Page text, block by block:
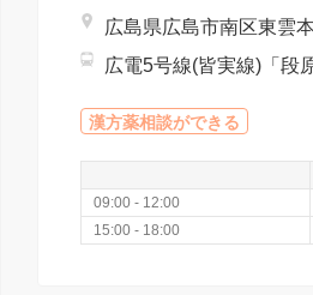
広島県広島市南区東雲
広電5号線(皆実線)「段
漢方薬相談ができる
09:00 - 12:00
15:00 - 18:00